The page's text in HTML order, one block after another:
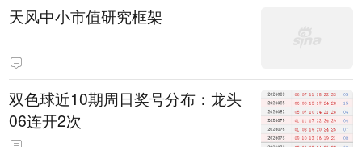
天风中小市值研究框架
双色球近10期周日奖号分布：龙头
06连开2次